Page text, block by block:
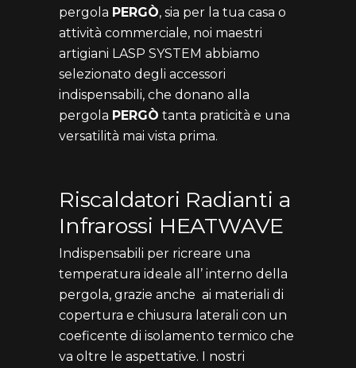
pergola PERGÒ, sia per la tua casa o
attività commerciale, noi maestri
artigiani LASP SYSTEM abbiamo
selezionato degli accessori
indispensabili, che donano alla
pergola PERGÒ tanta praticità e una
versatilità mai vista prima.
Riscaldatori Radianti a
Infrarossi HEATWAVE
Indispensabili per ricreare una
temperatura ideale all’ interno della
pergola, grazie anche ai materiali di
copertura e chiusura laterali con un
coeficente di isolamento termico che
va oltre le aspettative. I nostri